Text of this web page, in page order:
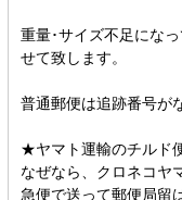
重量･サイズ不足にな
せて致します。
普通郵便は追跡番号が
★ヤマト運輸のチルド
なぜなら、クロネコヤ
急便で送って郵便局留